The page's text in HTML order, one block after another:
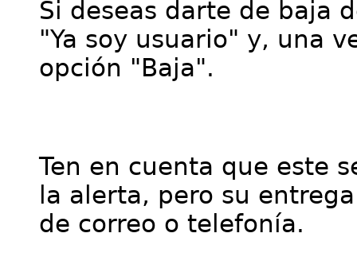
Si deseas darte de baja
"Ya soy usuario" y, una
opción "Baja".
Ten en cuenta que este
la alerta, pero su
de correo o telefonía.